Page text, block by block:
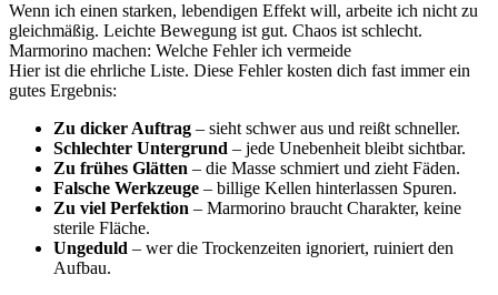
Wenn ich einen starken, lebendigen Effekt will, arbeite ich nicht zu
gleichmäßig. Leichte Bewegung ist gut. Chaos ist schlecht.
Marmorino machen: Welche Fehler ich vermeide
Hier ist die ehrliche Liste. Diese Fehler kosten dich fast immer ein
gutes Ergebnis:
Zu dicker Auftrag – sieht schwer aus und reißt schneller.
Schlechter Untergrund – jede Unebenheit bleibt sichtbar.
Zu frühes Glätten – die Masse schmiert und zieht Fäden.
Falsche Werkzeuge – billige Kellen hinterlassen Spuren.
Zu viel Perfektion – Marmorino braucht Charakter, keine
sterile Fläche.
Ungeduld – wer die Trockenzeiten ignoriert, ruiniert den
Aufbau.